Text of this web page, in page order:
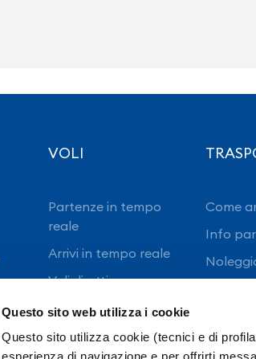
Questo sito web utilizza i cookie
Questo sito utilizza cookie (tecnici e di
VOLI
Partenze in tempo
reale
Arrivi in tempo reale
Voli diretti
Come
Info